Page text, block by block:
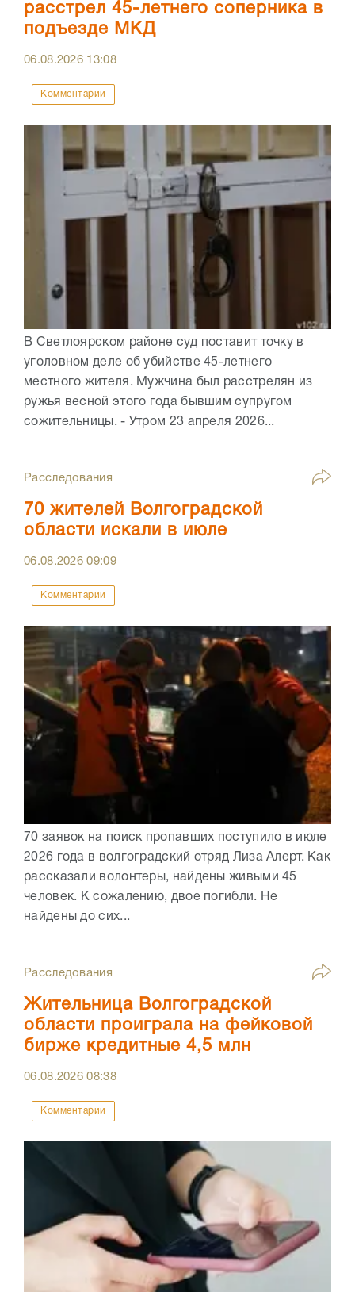
расстрел 45-летнего соперника в
подъезде МКД
06.08.2026 13:08
Комментарии
В Светлоярском районе суд поставит точку в
уголовном деле об убийстве 45-летнего
местного жителя. Мужчина был расстрелян из
ружья весной этого года бывшим супругом
сожительницы. - Утром 23 апреля 2026...
Расследования
70 жителей Волгоградской
области искали в июле
06.08.202609:09
Комментарии
70 заявок на поиск пропавших поступило в июле
2026 года в волгоградский отряд Лиза Алерт. Как
рассказали волонтеры, найдены живыми 45
человек. К сожалению, двое погибли. Не
найдены до сих...
Расследования
Жительница Волгоградской
области проиграла на фейковой
бирже кредитные 4,5 млн
06.08.202608:38
Комментарии